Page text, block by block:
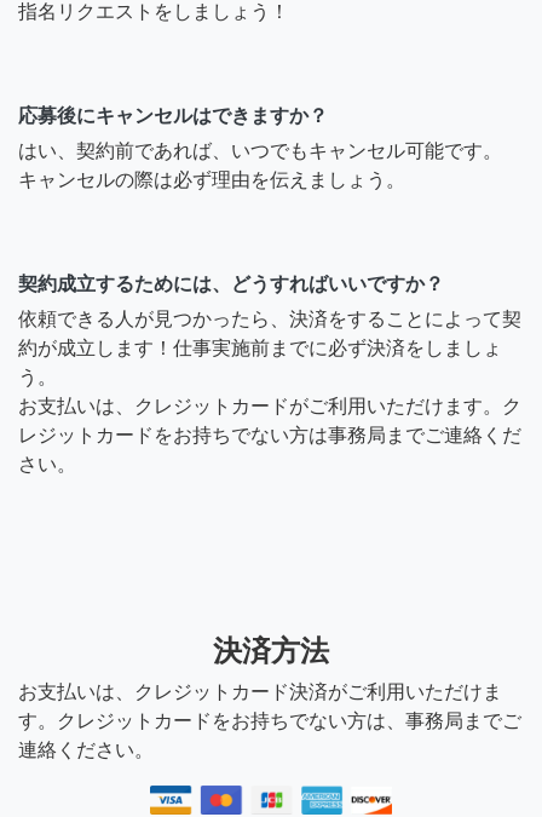
指名リクエストをしましょう！
応募後にキャンセルはできますか？
はい、契約前であれば、いつでもキャンセル可能です。
キャンセルの際は必ず理由を伝えましょう。
契約成立するためには、どうすればいいですか？
依頼できる人が見つかったら、決済をすることによって契
約が成立します！仕事実施前までに必ず決済をしましょ
う。
お支払いは、クレジットカードがご利用いただけます。ク
レジットカードをお持ちでない方は事務局までご連絡くだ
さい。
決済方法
お支払いは、クレジットカード決済がご利用いただけま
す。クレジットカードをお持ちでない方は、事務局までご
連絡ください。